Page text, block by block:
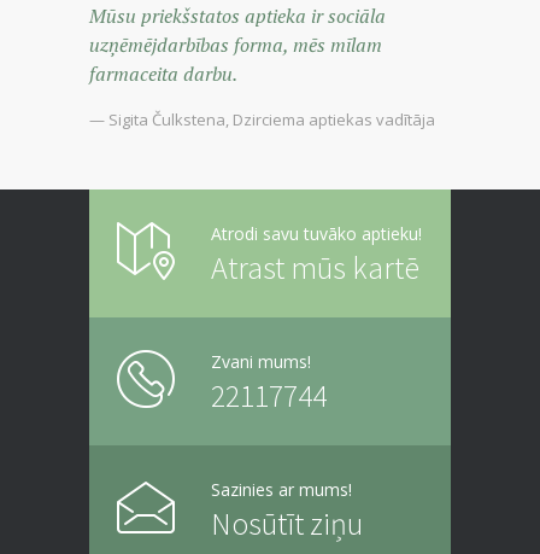
Mūsu priekšstatos aptieka ir sociāla
uzņēmējdarbības forma, mēs mīlam
farmaceita darbu.
— Sigita Čulkstena, Dzirciema aptiekas vadītāja
Atrodi savu tuvāko aptieku!
Atrast mūs kartē
Zvani mums!
22117744
Sazinies ar mums!
Nosūtīt ziņu